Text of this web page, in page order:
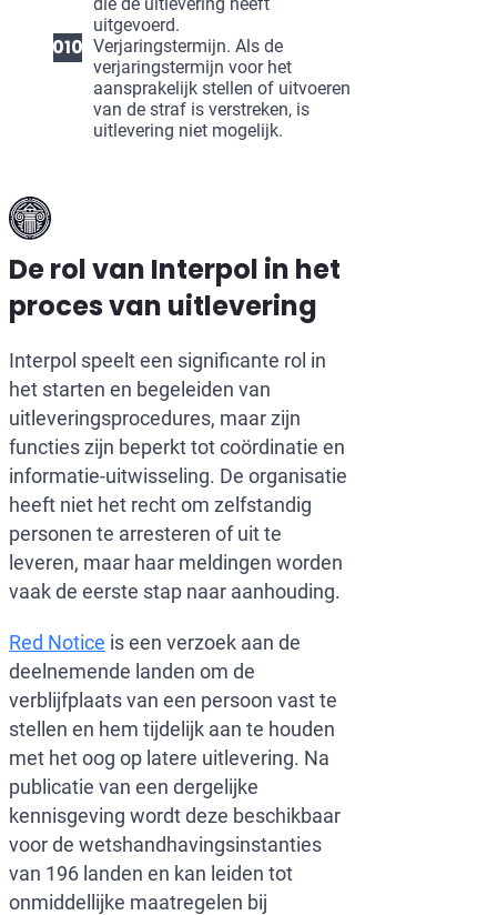
uitgevoerd.
Verjaringstermijn. Als de
verjaringstermijn voor het
aansprakelijk stellen of uitvoeren
van de straf is verstreken, is
uitlevering niet mogelijk.
De rol van Interpol in het
proces van uitlevering
Interpol speelt een significante rol in
het starten en begeleiden van
uitleveringsprocedures, maar zijn
functies zijn beperkt tot coördinatie en
informatie-uitwisseling. De organisatie
heeft niet het recht om zelfstandig
personen te arresteren of uit te
leveren, maar haar meldingen worden
vaak de eerste stap naar aanhouding.
Red Notice is een verzoek aan de
deelnemende landen om de
verblijfplaats van een persoon vast te
stellen en hem tijdelijk aan te houden
met het oog op latere uitlevering. Na
publicatie van een dergelijke
kennisgeving wordt deze beschikbaar
voor de wetshandhavingsinstanties
van 196 landen en kan leiden tot
onmiddellijke maatregelen bij